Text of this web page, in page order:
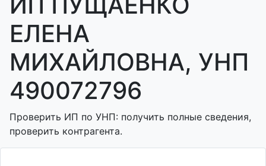
ЕЛЕНА
МИХАЙЛОВНА, УНП
490072796
Проверить ИП по УНП: получить полные сведения,
проверить контрагента.